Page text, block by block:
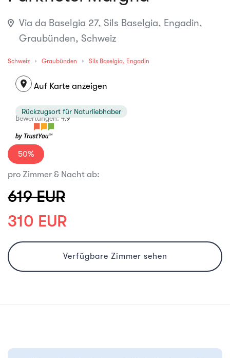
Via da Baselgia 27, Sils Baselgia, Engadin,
Graubünden, Schweiz
Schweiz Graubünden Sils Baselgia, Engadin
location_on Auf Karte anzeigen
Bewertungen:4.9
Rückzugsort für Naturliebhaber
50%
pro Zimmer & Nacht ab:
619 EUR
310 EUR
Verfügbare Zimmer sehen